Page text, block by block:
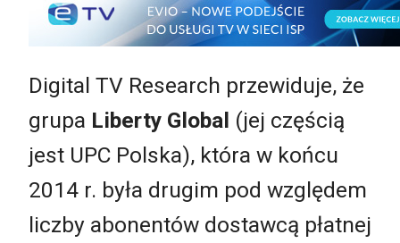
Digital TV Research przewiduje, że
grupa Liberty Global (jej częścią
jest UPC Polska), która w końcu
2014 r. była drugim pod względem
liczby abonentów dostawcą płatnej